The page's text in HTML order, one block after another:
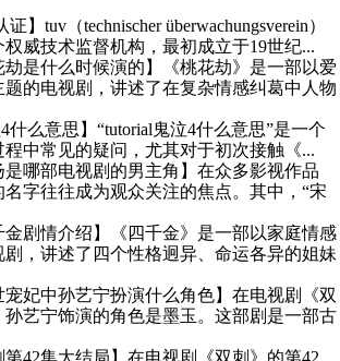
证】tuv（technischer überwachungsverein）
威技术监督机构，最初成立于19世纪...
劫是什么时候演的】《桃花劫》是一部以爱
的电视剧，讲述了在复杂情感纠葛中人物
4什么意思】“tutorial鬼泣4什么意思”是一个
中常见的疑问，尤其对于初次接触《...
是哪部电视剧的男主角】在众多影视作品
字往往成为观众关注的焦点。其中，“宋
金剧情介绍】《四千金》是一部以家庭情感
剧，讲述了四个性格迥异、命运各异的姐妹
宠妃中孙艺宁扮演什么角色】在电视剧《双
孙艺宁饰演的角色是墨玉。这部剧是一部古
第42集大结局】在电视剧《双刺》的第42